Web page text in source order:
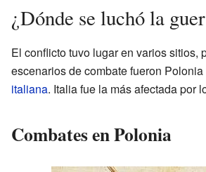
¿Dónde se luchó la
El conflicto tuvo lugar en varios sitios,
escenarios de combate fueron
italiana. Italia fue la más afectada por
Combates en Polonia